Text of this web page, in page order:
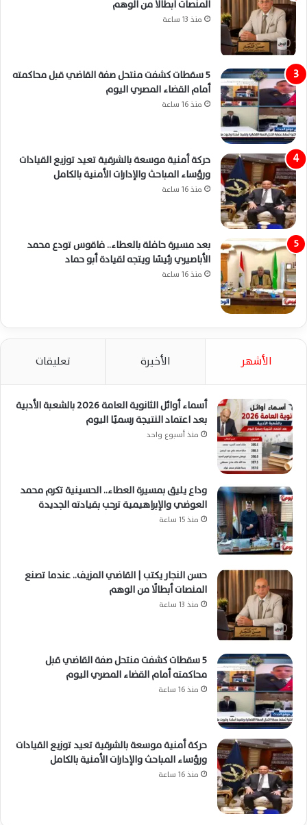
المنصات أبطالًا من الوهم
منذ 13 ساعة
5 سقطات كشفت منتحل صفة القاضي قبل محاكمته
أمام القضاء المصري اليوم
منذ 16 ساعة
حركة أمنية موسعة بالشرقية تعيد توزيع القيادات
ورؤساء المباحث والإدارات الأمنية بالكامل
منذ 16 ساعة
بعد مسيرة حافلة بالعطاء.. فاقوس تودع محمد
الأباصيري رئيسًا ويتجه لقيادة أبو حماد
منذ 16 ساعة
الأشهر الأخيرة تعليقات
أسماء أوائل الثانوية العامة 2026 بالشعبة الأدبية
بعد اعتماد النتيجة رسميًا اليوم
منذ أسبوع واحد
وداع يليق بمسيرة العطاء.. الحسينية تكرم محمد
العوضي والإبراهيمية ترحب بقيادته الجديدة
منذ 15 ساعة
حسن النجار يكتب | القاضي المزيف.. عندما تصنع
المنصات أبطالًا من الوهم
منذ 13 ساعة
5 سقطات كشفت منتحل صفة القاضي قبل
محاكمته أمام القضاء المصري اليوم
منذ 16 ساعة
حركة أمنية موسعة بالشرقية تعيد توزيع القيادات
ورؤساء المباحث والإدارات الأمنية بالكامل
منذ 16 ساعة